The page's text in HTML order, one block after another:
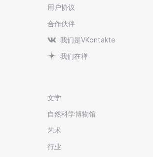
用户协议
合作伙伴
我们是VKontakte
我们在禅
文学
自然科学博物馆
艺术
行业